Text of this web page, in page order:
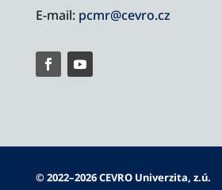
E-mail: pcmr@cevro.cz
© 2022–2026 CEVRO Univerzita, z.ú.